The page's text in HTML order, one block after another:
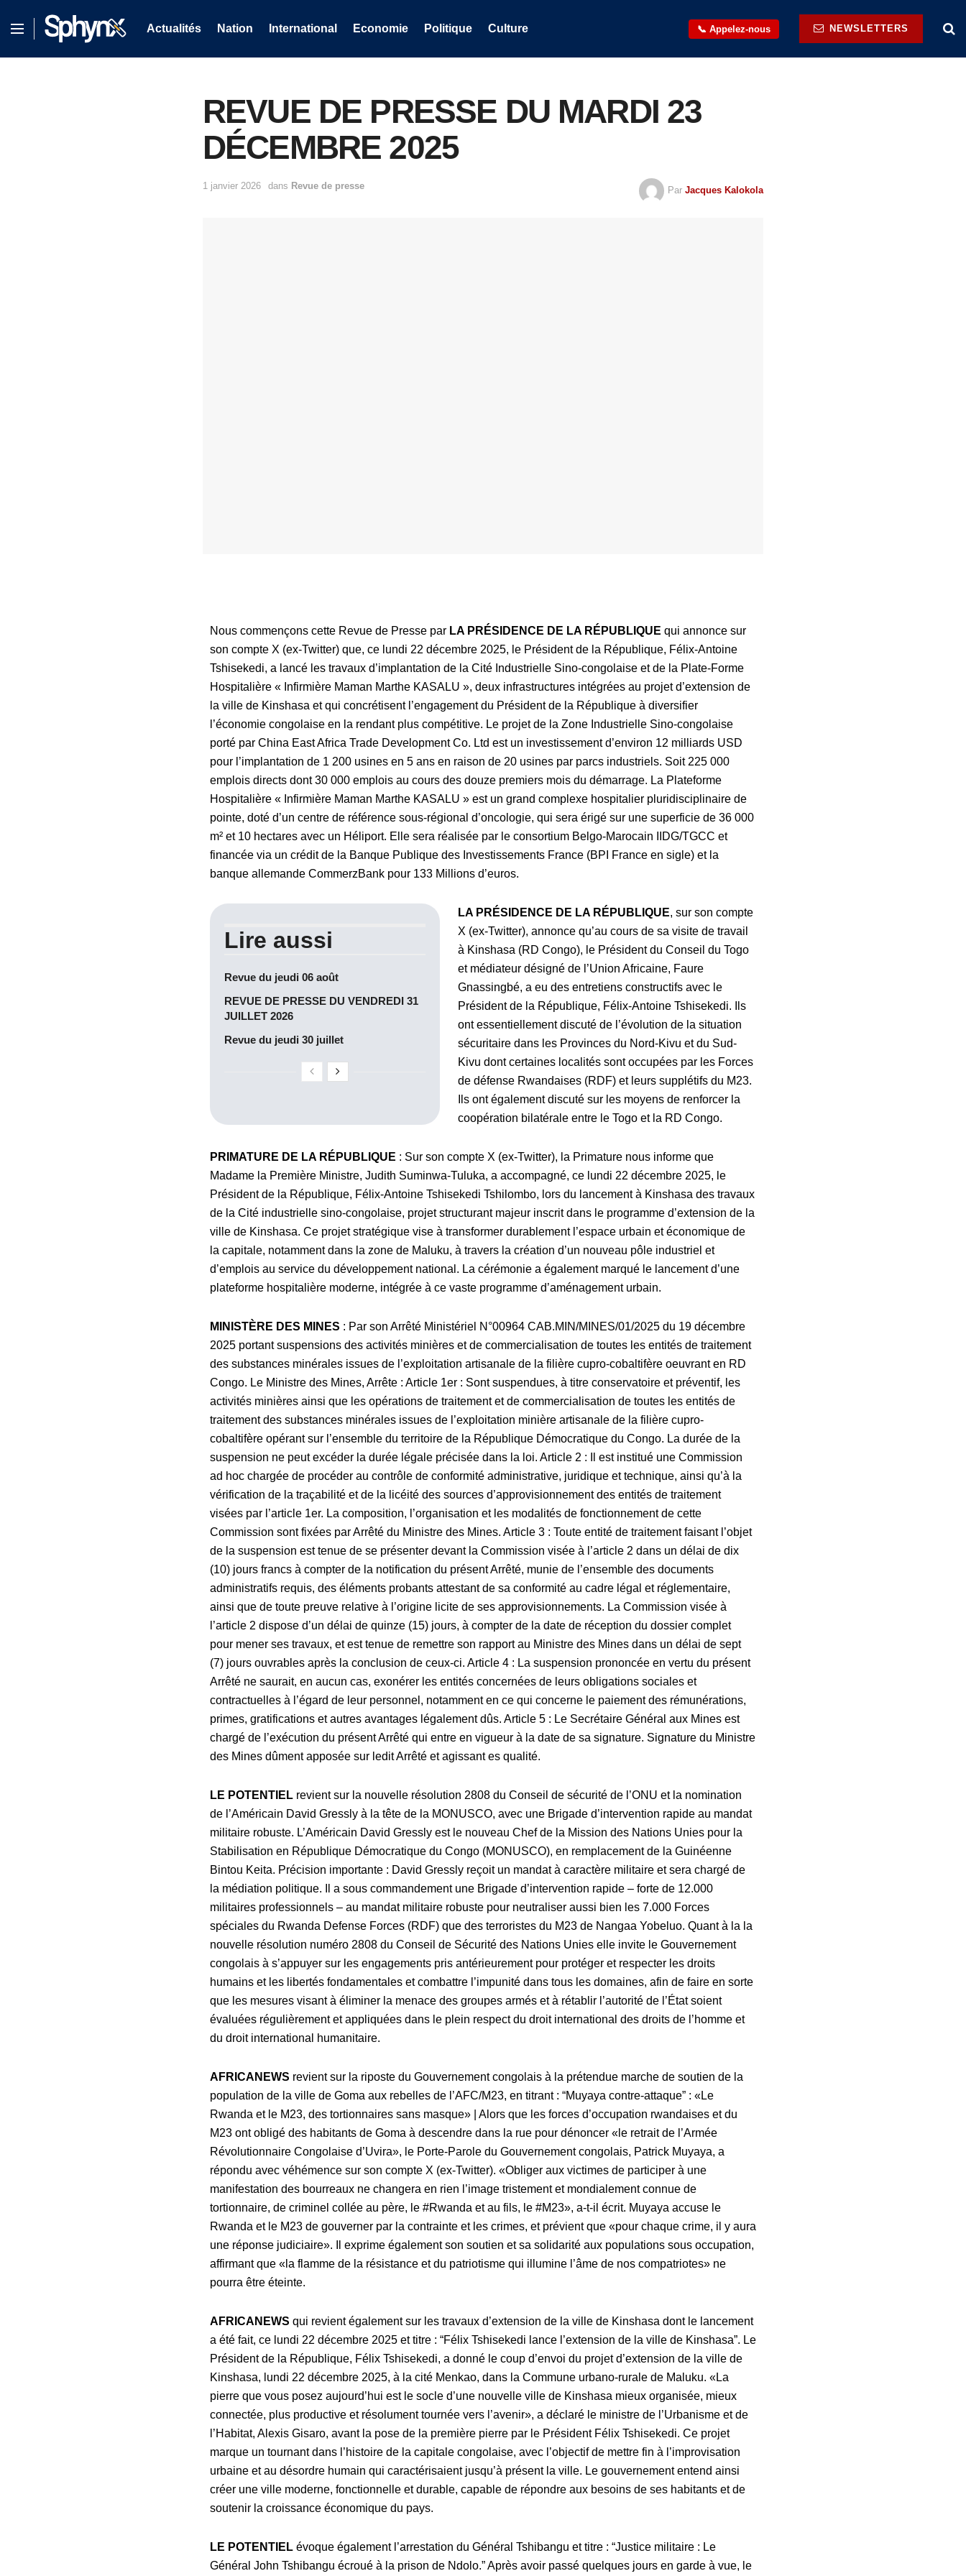
Actualités Nation International Economie Politique Culture 📞 Appelez-nous NEWSLETTERS
REVUE DE PRESSE DU MARDI 23
DÉCEMBRE 2025
1 janvier 2026 dans Revue de presse Par Jacques Kalokola
Nous commençons cette Revue de Presse par LA PRÉSIDENCE DE LA RÉPUBLIQUE qui annonce sur
son compte X (ex-Twitter) que, ce lundi 22 décembre 2025, le Président de la République, Félix-Antoine
Tshisekedi, a lancé les travaux d’implantation de la Cité Industrielle Sino-congolaise et de la Plate-Forme
Hospitalière « Infirmière Maman Marthe KASALU », deux infrastructures intégrées au projet d’extension de
la ville de Kinshasa et qui concrétisent l’engagement du Président de la République à diversifier
l’économie congolaise en la rendant plus compétitive. Le projet de la Zone Industrielle Sino-congolaise
porté par China East Africa Trade Development Co. Ltd est un investissement d’environ 12 milliards USD
pour l’implantation de 1 200 usines en 5 ans en raison de 20 usines par parcs industriels. Soit 225 000
emplois directs dont 30 000 emplois au cours des douze premiers mois du démarrage. La Plateforme
Hospitalière « Infirmière Maman Marthe KASALU » est un grand complexe hospitalier pluridisciplinaire de
pointe, doté d’un centre de référence sous-régional d’oncologie, qui sera érigé sur une superficie de 36 000
m² et 10 hectares avec un Héliport. Elle sera réalisée par le consortium Belgo-Marocain IIDG/TGCC et
financée via un crédit de la Banque Publique des Investissements France (BPI France en sigle) et la
banque allemande CommerzBank pour 133 Millions d’euros.
Lire aussi
Revue du jeudi 06 août
REVUE DE PRESSE DU VENDREDI 31
JUILLET 2026
Revue du jeudi 30 juillet
LA PRÉSIDENCE DE LA RÉPUBLIQUE, sur son compte
X (ex-Twitter), annonce qu’au cours de sa visite de travail
à Kinshasa (RD Congo), le Président du Conseil du Togo
et médiateur désigné de l’Union Africaine, Faure
Gnassingbé, a eu des entretiens constructifs avec le
Président de la République, Félix-Antoine Tshisekedi. Ils
ont essentiellement discuté de l’évolution de la situation
sécuritaire dans les Provinces du Nord-Kivu et du Sud-
Kivu dont certaines localités sont occupées par les Forces
de défense Rwandaises (RDF) et leurs supplétifs du M23.
Ils ont également discuté sur les moyens de renforcer la
coopération bilatérale entre le Togo et la RD Congo.
PRIMATURE DE LA RÉPUBLIQUE : Sur son compte X (ex-Twitter), la Primature nous informe que
Madame la Première Ministre, Judith Suminwa-Tuluka, a accompagné, ce lundi 22 décembre 2025, le
Président de la République, Félix-Antoine Tshisekedi Tshilombo, lors du lancement à Kinshasa des travaux
de la Cité industrielle sino-congolaise, projet structurant majeur inscrit dans le programme d’extension de la
ville de Kinshasa. Ce projet stratégique vise à transformer durablement l’espace urbain et économique de
la capitale, notamment dans la zone de Maluku, à travers la création d’un nouveau pôle industriel et
d’emplois au service du développement national. La cérémonie a également marqué le lancement d’une
plateforme hospitalière moderne, intégrée à ce vaste programme d’aménagement urbain.
MINISTÈRE DES MINES : Par son Arrêté Ministériel N°00964 CAB.MIN/MINES/01/2025 du 19 décembre
2025 portant suspensions des activités minières et de commercialisation de toutes les entités de traitement
des substances minérales issues de l’exploitation artisanale de la filière cupro-cobaltifère oeuvrant en RD
Congo. Le Ministre des Mines, Arrête : Article 1er : Sont suspendues, à titre conservatoire et préventif, les
activités minières ainsi que les opérations de traitement et de commercialisation de toutes les entités de
traitement des substances minérales issues de l’exploitation minière artisanale de la filière cupro-
cobaltifère opérant sur l’ensemble du territoire de la République Démocratique du Congo. La durée de la
suspension ne peut excéder la durée légale précisée dans la loi. Article 2 : Il est institué une Commission
ad hoc chargée de procéder au contrôle de conformité administrative, juridique et technique, ainsi qu’à la
vérification de la traçabilité et de la licéité des sources d’approvisionnement des entités de traitement
visées par l’article 1er. La composition, l’organisation et les modalités de fonctionnement de cette
Commission sont fixées par Arrêté du Ministre des Mines. Article 3 : Toute entité de traitement faisant l’objet
de la suspension est tenue de se présenter devant la Commission visée à l’article 2 dans un délai de dix
(10) jours francs à compter de la notification du présent Arrêté, munie de l’ensemble des documents
administratifs requis, des éléments probants attestant de sa conformité au cadre légal et réglementaire,
ainsi que de toute preuve relative à l’origine licite de ses approvisionnements. La Commission visée à
l’article 2 dispose d’un délai de quinze (15) jours, à compter de la date de réception du dossier complet
pour mener ses travaux, et est tenue de remettre son rapport au Ministre des Mines dans un délai de sept
(7) jours ouvrables après la conclusion de ceux-ci. Article 4 : La suspension prononcée en vertu du présent
Arrêté ne saurait, en aucun cas, exonérer les entités concernées de leurs obligations sociales et
contractuelles à l’égard de leur personnel, notamment en ce qui concerne le paiement des rémunérations,
primes, gratifications et autres avantages légalement dûs. Article 5 : Le Secrétaire Général aux Mines est
chargé de l’exécution du présent Arrêté qui entre en vigueur à la date de sa signature. Signature du Ministre
des Mines dûment apposée sur ledit Arrêté et agissant es qualité.
LE POTENTIEL revient sur la nouvelle résolution 2808 du Conseil de sécurité de l’ONU et la nomination
de l’Américain David Gressly à la tête de la MONUSCO, avec une Brigade d’intervention rapide au mandat
militaire robuste. L’Américain David Gressly est le nouveau Chef de la Mission des Nations Unies pour la
Stabilisation en République Démocratique du Congo (MONUSCO), en remplacement de la Guinéenne
Bintou Keita. Précision importante : David Gressly reçoit un mandat à caractère militaire et sera chargé de
la médiation politique. Il a sous commandement une Brigade d’intervention rapide – forte de 12.000
militaires professionnels – au mandat militaire robuste pour neutraliser aussi bien les 7.000 Forces
spéciales du Rwanda Defense Forces (RDF) que des terroristes du M23 de Nangaa Yobeluo. Quant à la la
nouvelle résolution numéro 2808 du Conseil de Sécurité des Nations Unies elle invite le Gouvernement
congolais à s’appuyer sur les engagements pris antérieurement pour protéger et respecter les droits
humains et les libertés fondamentales et combattre l’impunité dans tous les domaines, afin de faire en sorte
que les mesures visant à éliminer la menace des groupes armés et à rétablir l’autorité de l’État soient
évaluées régulièrement et appliquées dans le plein respect du droit international des droits de l’homme et
du droit international humanitaire.
AFRICANEWS revient sur la riposte du Gouvernement congolais à la prétendue marche de soutien de la
population de la ville de Goma aux rebelles de l’AFC/M23, en titrant : “Muyaya contre-attaque” : «Le
Rwanda et le M23, des tortionnaires sans masque» | Alors que les forces d’occupation rwandaises et du
M23 ont obligé des habitants de Goma à descendre dans la rue pour dénoncer «le retrait de l’Armée
Révolutionnaire Congolaise d’Uvira», le Porte-Parole du Gouvernement congolais, Patrick Muyaya, a
répondu avec véhémence sur son compte X (ex-Twitter). «Obliger aux victimes de participer à une
manifestation des bourreaux ne changera en rien l’image tristement et mondialement connue de
tortionnaire, de criminel collée au père, le #Rwanda et au fils, le #M23», a-t-il écrit. Muyaya accuse le
Rwanda et le M23 de gouverner par la contrainte et les crimes, et prévient que «pour chaque crime, il y aura
une réponse judiciaire». Il exprime également son soutien et sa solidarité aux populations sous occupation,
affirmant que «la flamme de la résistance et du patriotisme qui illumine l’âme de nos compatriotes» ne
pourra être éteinte.
AFRICANEWS qui revient également sur les travaux d’extension de la ville de Kinshasa dont le lancement
a été fait, ce lundi 22 décembre 2025 et titre : “Félix Tshisekedi lance l’extension de la ville de Kinshasa”. Le
Président de la République, Félix Tshisekedi, a donné le coup d’envoi du projet d’extension de la ville de
Kinshasa, lundi 22 décembre 2025, à la cité Menkao, dans la Commune urbano-rurale de Maluku. «La
pierre que vous posez aujourd’hui est le socle d’une nouvelle ville de Kinshasa mieux organisée, mieux
connectée, plus productive et résolument tournée vers l’avenir», a déclaré le ministre de l’Urbanisme et de
l’Habitat, Alexis Gisaro, avant la pose de la première pierre par le Président Félix Tshisekedi. Ce projet
marque un tournant dans l’histoire de la capitale congolaise, avec l’objectif de mettre fin à l’improvisation
urbaine et au désordre humain qui caractérisaient jusqu’à présent la ville. Le gouvernement entend ainsi
créer une ville moderne, fonctionnelle et durable, capable de répondre aux besoins de ses habitants et de
soutenir la croissance économique du pays.
LE POTENTIEL évoque également l’arrestation du Général Tshibangu et titre : “Justice militaire : Le
Général John Tshibangu écroué à la prison de Ndolo.” Après avoir passé quelques jours en garde à vue, le